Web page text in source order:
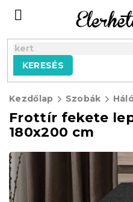
tartalomhoz
KERESÉS
Kezdőlap Szobák
Frottír fekete
180x200 cm